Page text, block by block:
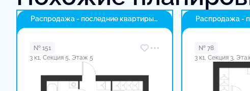
Распродажа - последние квартиры
№ 151
3 к1, Секция 5, Этаж 5
Распродажа -
№ 78
3 к1, Секция 3,